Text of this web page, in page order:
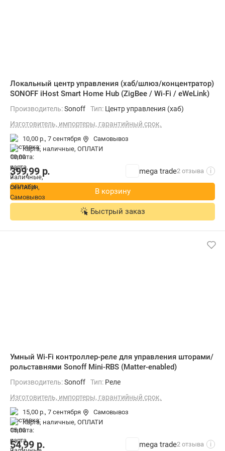
Локальный центр управления (хаб/шлюз/концентратор)
SONOFF iHost Smart Home Hub (ZigBee / Wi-Fi / eWeLink)
Производитель:Sonoff Тип: Центр управления (хаб)
Изготовитель, импортеры, гарантийный срок.
10,00 р., 7 сентября
Самовывоз
карта, наличные, ОПЛАТИ
399,99р. mega trade2 отзыва i
В корзину
Быстрый заказ
Умный Wi-Fi контроллер-реле для управления шторами/
рольставнями Sonoff Mini-RBS (Matter-enabled)
Производитель:Sonoff Тип: Реле
Изготовитель, импортеры, гарантийный срок.
15,00 р., 7 сентября
Самовывоз
карта, наличные, ОПЛАТИ
54,99 р. mega trade2 отзыва i